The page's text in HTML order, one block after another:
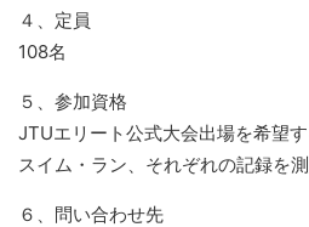
４、定員
108名
５、参加資格
JTUエリート公式大会出場を希望
スイム・ラン、それぞれの記録を
６、問い合わせ先